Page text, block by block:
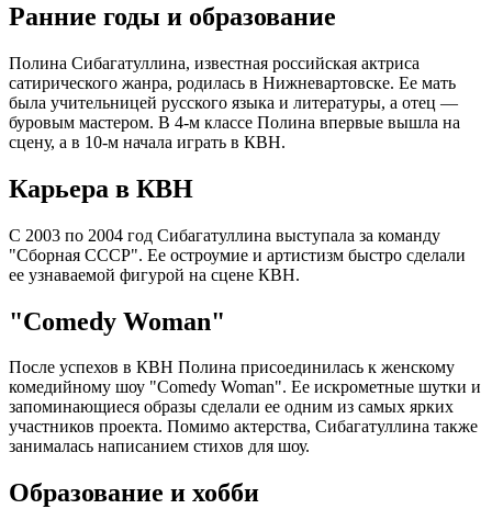
Ранние годы и образование
Полина Сибагатуллина, известная российская актриса
сатирического жанра, родилась в Нижневартовске. Ее мать
была учительницей русского языка и литературы, а отец —
буровым мастером. В 4-м классе Полина впервые вышла на
сцену, а в 10-м начала играть в КВН.
Карьера в КВН
С 2003 по 2004 год Сибагатуллина выступала за команду
"Сборная СССР". Ее остроумие и артистизм быстро сделали
ее узнаваемой фигурой на сцене КВН.
"Comedy Woman"
После успехов в КВН Полина присоединилась к женскому
комедийному шоу "Comedy Woman". Ее искрометные шутки и
запоминающиеся образы сделали ее одним из самых ярких
участников проекта. Помимо актерства, Сибагатуллина также
занималась написанием стихов для шоу.
Образование и хобби